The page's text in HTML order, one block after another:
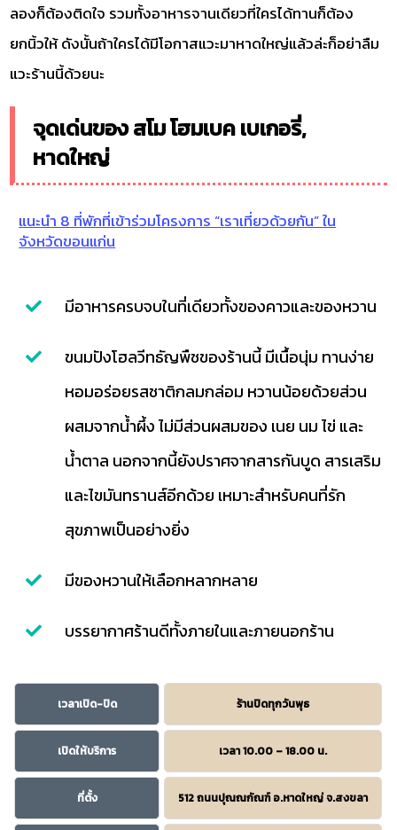
ลองก็ต้องติดใจ รวมทั้งอาหารจานเดียวที่ใครได้ทานก็ต้อง
ยกนิ้วให้ ดังนั้นถ้าใครได้มีโอกาสแวะมาหาดใหญ่แล้วล่ะก็อย่าลืม
แวะร้านนี้ด้วยนะ
จุดเด่นของ สโม โฮมเบค เบเกอรี่,
หาดใหญ่
แนะนำ 8 ที่พักที่เข้าร่วมโครงการ “เราเที่ยวด้วยกัน” ใน
จังหวัดขอนแก่น
มีอาหารครบจบในที่เดียวทั้งของคาวและของหวาน
ขนมปังโฮลวีทธัญพืชของร้านนี้ มีเนื้อนุ่ม ทานง่าย
หอมอร่อยรสชาติกลมกล่อม หวานน้อยด้วยส่วน
ผสมจากน้ำผึ้ง ไม่มีส่วนผสมของ เนย นม ไข่ และ
น้ำตาล นอกจากนี้ยังปราศจากสารกันบูด สารเสริม
และไขมันทรานส์อีกด้วย เหมาะสำหรับคนที่รัก
สุขภาพเป็นอย่างยิ่ง
มีของหวานให้เลือกหลากหลาย
บรรยากาศร้านดีทั้งภายในและภายนอกร้าน
เวลาเปิด-ปิด ร้านปิดทุกวันพุธ
เปิดให้บริการ เวลา 10.00 – 18.00 น.
ที่ตั้ง 512 ถนนปุณณกัณฑ์ อ.หาดใหญ่ จ.สงขลา